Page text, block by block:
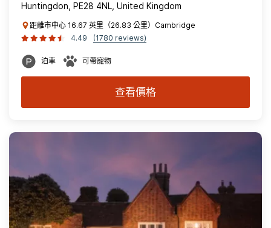
Huntingdon, PE28 4NL, United Kingdom
距離市中心 16.67 英里（26.83 公里）Cambridge
4.49
(1780 reviews)
泊車 可帶寵物
查看價格